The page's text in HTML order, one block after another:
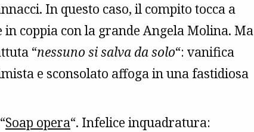
In questo caso, il compito tocca a
in coppia con la grande Angela Molina. Ma
“nessuno si salva da solo“: vanifica
e sconsolato affoga in una fastidiosa
Soap opera“. Infelice inquadratura: